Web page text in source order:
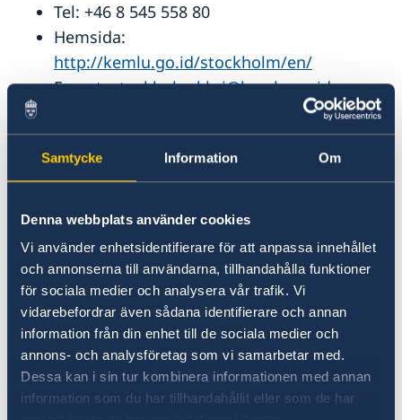
Samtycke Information Om
Denna webbplats använder cookies
Vi använder enhetsidentifierare för att anpassa innehållet
och annonserna till användarna, tillhandahålla funktioner
för sociala medier och analysera vår trafik. Vi
vidarebefordrar även sådana identifierare och annan
information från din enhet till de sociala medier och
annons- och analysföretag som vi samarbetar med.
Dessa kan i sin tur kombinera informationen med annan
information som du har tillhandahållit eller som de har
Tel: +46 8 545 558 80
Hemsida:
http://kemlu.go.id/stockholm/en/
E-post:stockholm.kbri@kemlu.go.id
Inresebestämmelser
Indonesien har efter pandemin infört krav på
att resenärer från en del länder, bl a Sverige,
ska ansöka om visum. Detta kan göras online
före avresa eller vid ankomst.
Indonesian eVoa - Visa On Arrival Application
(imigrasi.go.id)
Resenärer behöver vid inresa i Indonesien
uppvisa, pass som är giltigt i sex månader efter
inresa och returbiljett.